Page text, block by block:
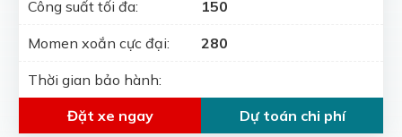
Công suất tối đa: 150
Momen xoắn cực đại: 280
Thời gian bảo hành:
Đặt xe ngay
Dự toán chi phí